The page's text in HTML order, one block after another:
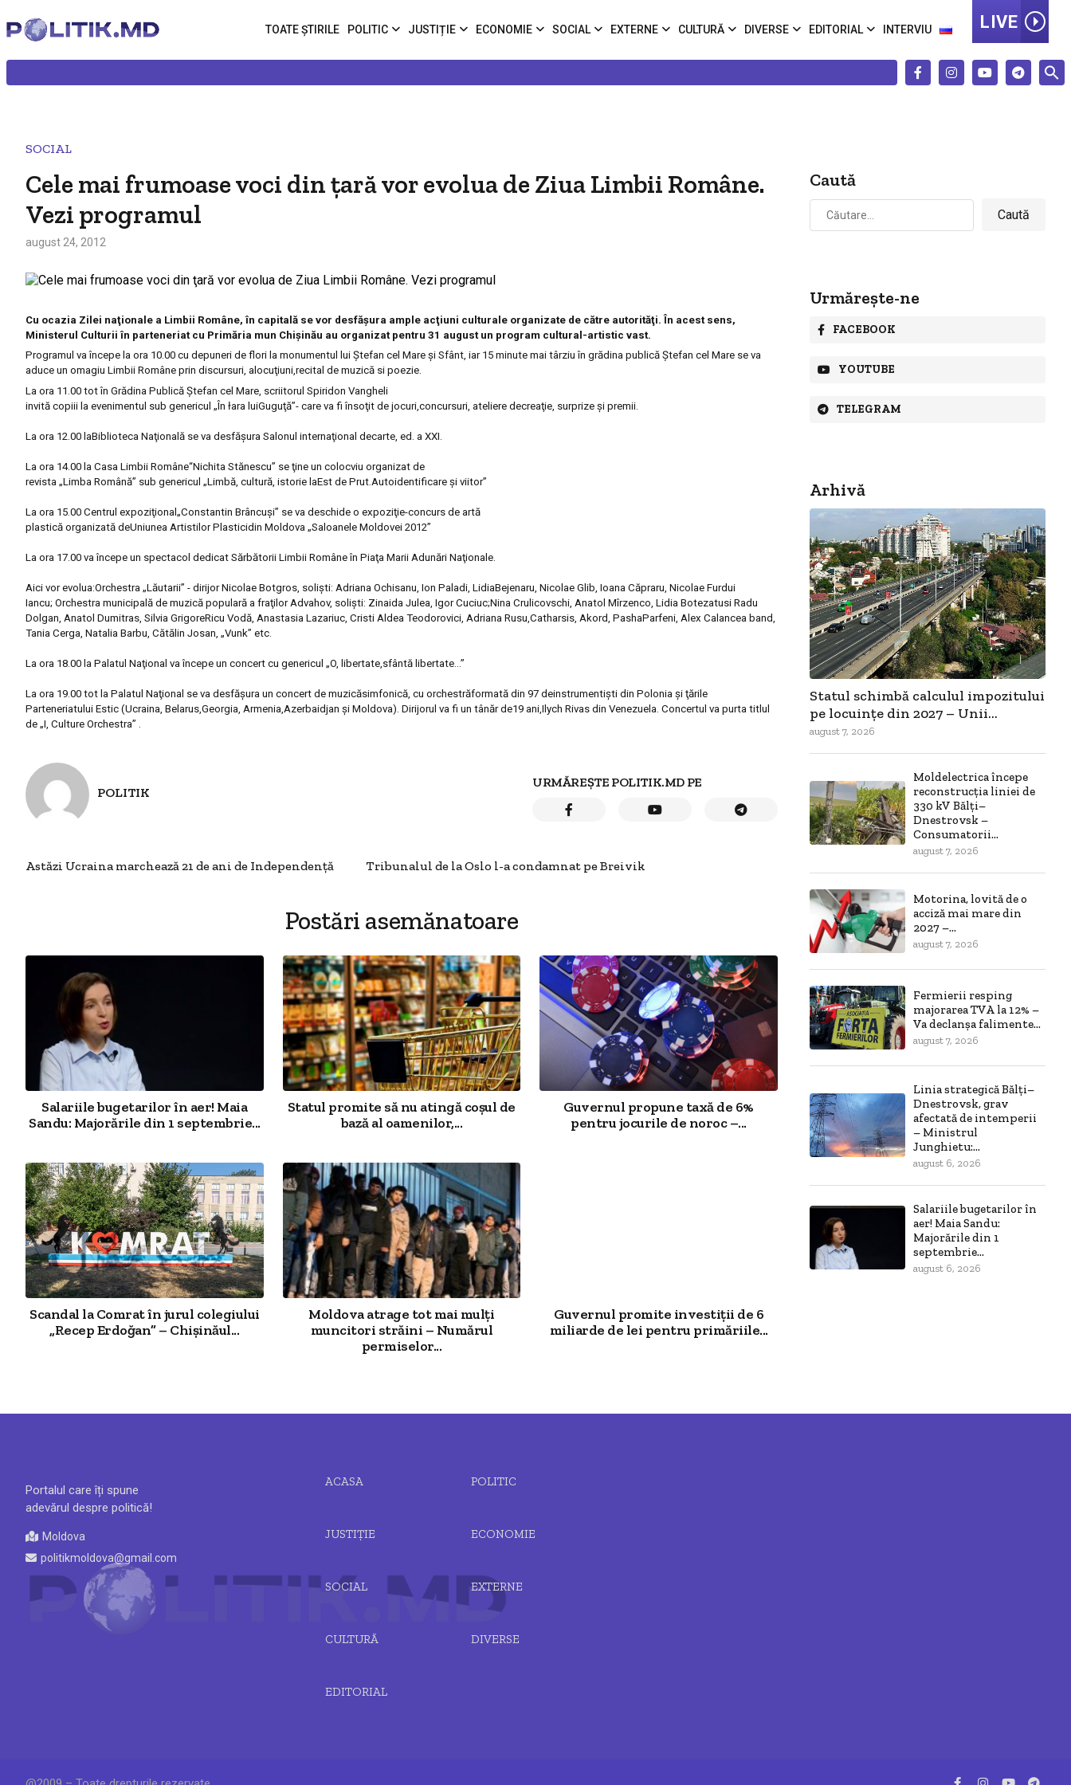
TOATE ȘTIRILE POLITIC JUSTIȚIE ECONOMIE SOCIAL EXTERNE CULTURĂ DIVERSE EDITORIAL INTERVIU LIVE
SOCIAL
Cele mai frumoase voci din ţară vor evolua de Ziua Limbii Române.
Vezi programul
august 24, 2012
Cu ocazia Zilei naţionale a Limbii Române, în capitală se vor desfăşura ample acţiuni culturale organizate de către autorităţi. În acest sens,
Ministerul Culturii în parteneriat cu Primăria mun Chişinău au organizat pentru 31 august un program cultural-artistic vast.
Programul va începe la ora 10.00 cu depuneri de flori la monumentul lui Ştefan cel Mare şi Sfânt, iar 15 minute mai târziu în grădina publică Ştefan cel Mare se va
aduce un omagiu Limbii Române prin discursuri, alocuţiuni,recital de muzică si poezie.
La ora 11.00 tot în Grădina Publică Ştefan cel Mare, scriitorul Spiridon Vangheli
invită copiii la evenimentul sub genericul „În łara luiGuguţă”- care va fi însoţit de jocuri, concursuri, ateliere decreaţie, surprize şi premii.
La ora 12.00 laBiblioteca Naţională se va desfăşura Salonul internaţional decarte, ed. a XXI
La ora 14.00 la Casa Limbii Române“Nichita Stănescu” se ţine un colocviu organizat de
revista „Limba Română” sub genericul „Limbă, cultură, istorie laEst de Prut. Autoidentificare şi viitor”
La ora 15.00 Centrul expoziţional„Constantin Brâncuşi” se va deschide o expoziţie-concurs de artă
plastică organizată deUniunea Artistilor Plasticidin Moldova „Saloanele Moldovei 2012”
La ora 17.00 va începe un spectacol dedicat Sărbătorii Limbii Române în Piaţa Marii Adunări Naţionale.
Aici vor evolua:Orchestra „Lăutarii” - dirijor Nicolae Botgros, solişti: Adriana Ochisanu, Ion Paladi, LidiaBejenaru, Nicolae Glib, Ioana Căpraru, Nicolae Furdui
Iancu; Orchestra municipală de muzică populară a fraţilor Advahov, solişti: Zinaida Julea, Igor Cuciuc;Nina Crulicovschi, Anatol Mîrzenco, Lidia Botezatusi Radu
Dolgan, Anatol Dumitras, Silvia GrigoreRicu Vodă, Anastasia Lazariuc, Cristi Aldea Teodorovici, Adriana Rusu,Catharsis, Akord, PashaParfeni, Alex Calancea band,
Tania Cerga, Natalia Barbu, Cătălin Josan, „Vunk” etc.
La ora 18.00 la Palatul Naţional va începe un concert cu genericul „O, libertate, sfântă libertate...”
La ora 19.00 tot la Palatul Naţional se va desfăşura un concert de muzicăsimfonică, cu orchestrăformată din 97 deinstrumentişti din Polonia şi ţările
Parteneriatului Estic (Ucraina, Belarus, Georgia, Armenia, Azerbaidjan şi Moldova) Dirijorul va fi un tânăr de19 ani, Ilych Rivas din Venezuela. Concertul va purta titlul
de „I, Culture Orchestra” .
POLITIK
URMĂREȘTE POLITIK.MD PE
Astăzi Ucraina marchează 21 de ani de Independenţă Tribunalul de la Oslo l-a condamnat pe Breivik
Postări asemănatoare
Salariile bugetarilor în aer! Maia
Sandu: Majorările din 1 septembrie...
Statul promite să nu atingă coșul de
bază al oamenilor,...
Guvernul propune taxă de 6%
pentru jocurile de noroc –...
Scandal la Comrat în jurul colegiului
„Recep Erdoğan” – Chișinăul...
Moldova atrage tot mai mulți
muncitori străini – Numărul
permiselor...
Guvernul promite investiții de 6
miliarde de lei pentru primăriile...
Caută
Caută
după:
Urmărește-ne
FACEBOOK
YOUTUBE
TELEGRAM
Arhivă
Statul schimbă calculul impozitului
pe locuințe din 2027 – Unii...
august 7, 2026
Moldelectrica începe
reconstrucția liniei de
330 kV Bălți–
Dnestrovsk –
Consumatorii...
august 7, 2026
Motorina, lovită de o
acciză mai mare din
2027 –...
august 7, 2026
Fermierii resping
majorarea TVA la 12% –
Va declanșa falimente...
august 7, 2026
Linia strategică Bălți–
Dnestrovsk, grav
afectată de intemperii
– Ministrul
Junghietu:...
august 6, 2026
Salariile bugetarilor în
aer! Maia Sandu:
Majorările din 1
septembrie...
august 6, 2026
Portalul care îți spune
adevărul despre politică!
Moldova
politikmoldova@gmail.com
ACASA POLITIC
JUSTIȚIE ECONOMIE
SOCIAL EXTERNE
CULTURĂ DIVERSE
EDITORIAL